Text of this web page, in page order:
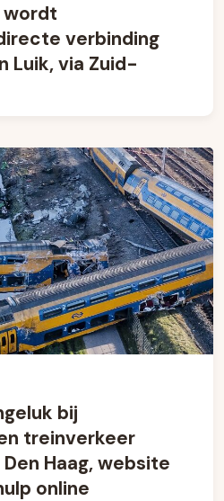
wordt
verbinding
Luik, via Zuid-
bij
treinverkeer
Haag, website
online